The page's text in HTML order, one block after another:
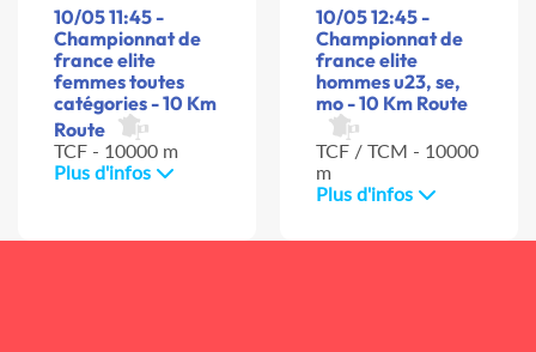
10/05 11:45 -
Championnat de
france elite
femmes toutes
catégories - 10 Km
Route
TCF - 10000 m
Plus d'infos
10/05 12:45 -
Championnat de
france elite
hommes u23, se,
mo - 10 Km Route
TCF / TCM - 10000
m
Plus d'infos